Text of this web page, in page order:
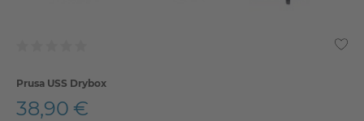
Prusa USS Drybox
38,90 €